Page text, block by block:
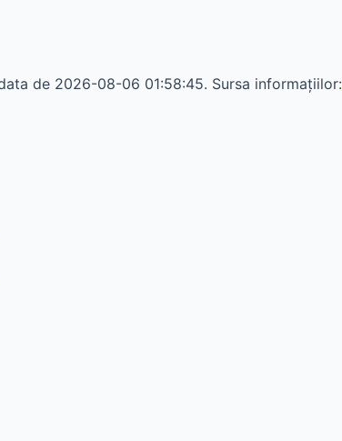
de 2026-08-06 01:58:45. Sursa informațiilor: